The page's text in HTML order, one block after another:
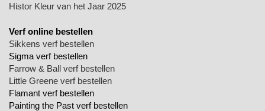
Histor Kleur van het Jaar 2025
Verf online bestellen
Sikkens verf bestellen
Sigma verf bestellen
Farrow & Ball verf bestellen
Little Greene verf bestellen
Flamant verf bestellen
Painting the Past verf bestellen